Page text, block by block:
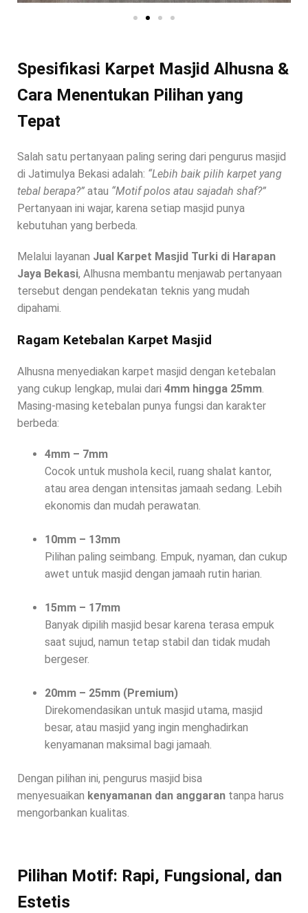
Spesifikasi Karpet Masjid Alhusna &
Cara Menentukan Pilihan yang
Tepat
Salah satu pertanyaan paling sering dari pengurus masjid
di Jatimulya Bekasi adalah: “Lebih baik pilih karpet yang
tebal berapa?” atau “Motif polos atau sajadah shaf?”
Pertanyaan ini wajar, karena setiap masjid punya
kebutuhan yang berbeda.
Melalui layanan Jual Karpet Masjid Turki di Harapan
Jaya Bekasi, Alhusna membantu menjawab pertanyaan
tersebut dengan pendekatan teknis yang mudah
dipahami.
Ragam Ketebalan Karpet Masjid
Alhusna menyediakan karpet masjid dengan ketebalan
yang cukup lengkap, mulai dari 4mm hingga 25mm.
Masing-masing ketebalan punya fungsi dan karakter
berbeda:
4mm – 7mm
Cocok untuk mushola kecil, ruang shalat kantor,
atau area dengan intensitas jamaah sedang. Lebih
ekonomis dan mudah perawatan.
10mm – 13mm
Pilihan paling seimbang. Empuk, nyaman, dan cukup
awet untuk masjid dengan jamaah rutin harian.
15mm – 17mm
Banyak dipilih masjid besar karena terasa empuk
saat sujud, namun tetap stabil dan tidak mudah
bergeser.
20mm – 25mm (Premium)
Direkomendasikan untuk masjid utama, masjid
besar, atau masjid yang ingin menghadirkan
kenyamanan maksimal bagi jamaah.
Dengan pilihan ini, pengurus masjid bisa
menyesuaikan kenyamanan dan anggaran tanpa harus
mengorbankan kualitas.
Pilihan Motif: Rapi, Fungsional, dan
Estetis